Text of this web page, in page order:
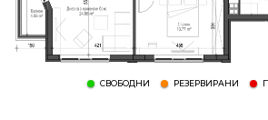
СВОБОДНИ РЕЗЕРВИРАНИ